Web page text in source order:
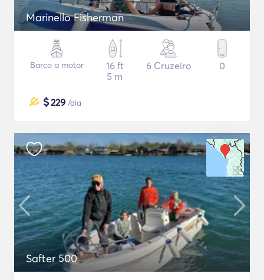
Marinello Fisherman
Barco a motor
16 ft
5 m
6 Cruzeiro 0
$229 /dia
Safter 500